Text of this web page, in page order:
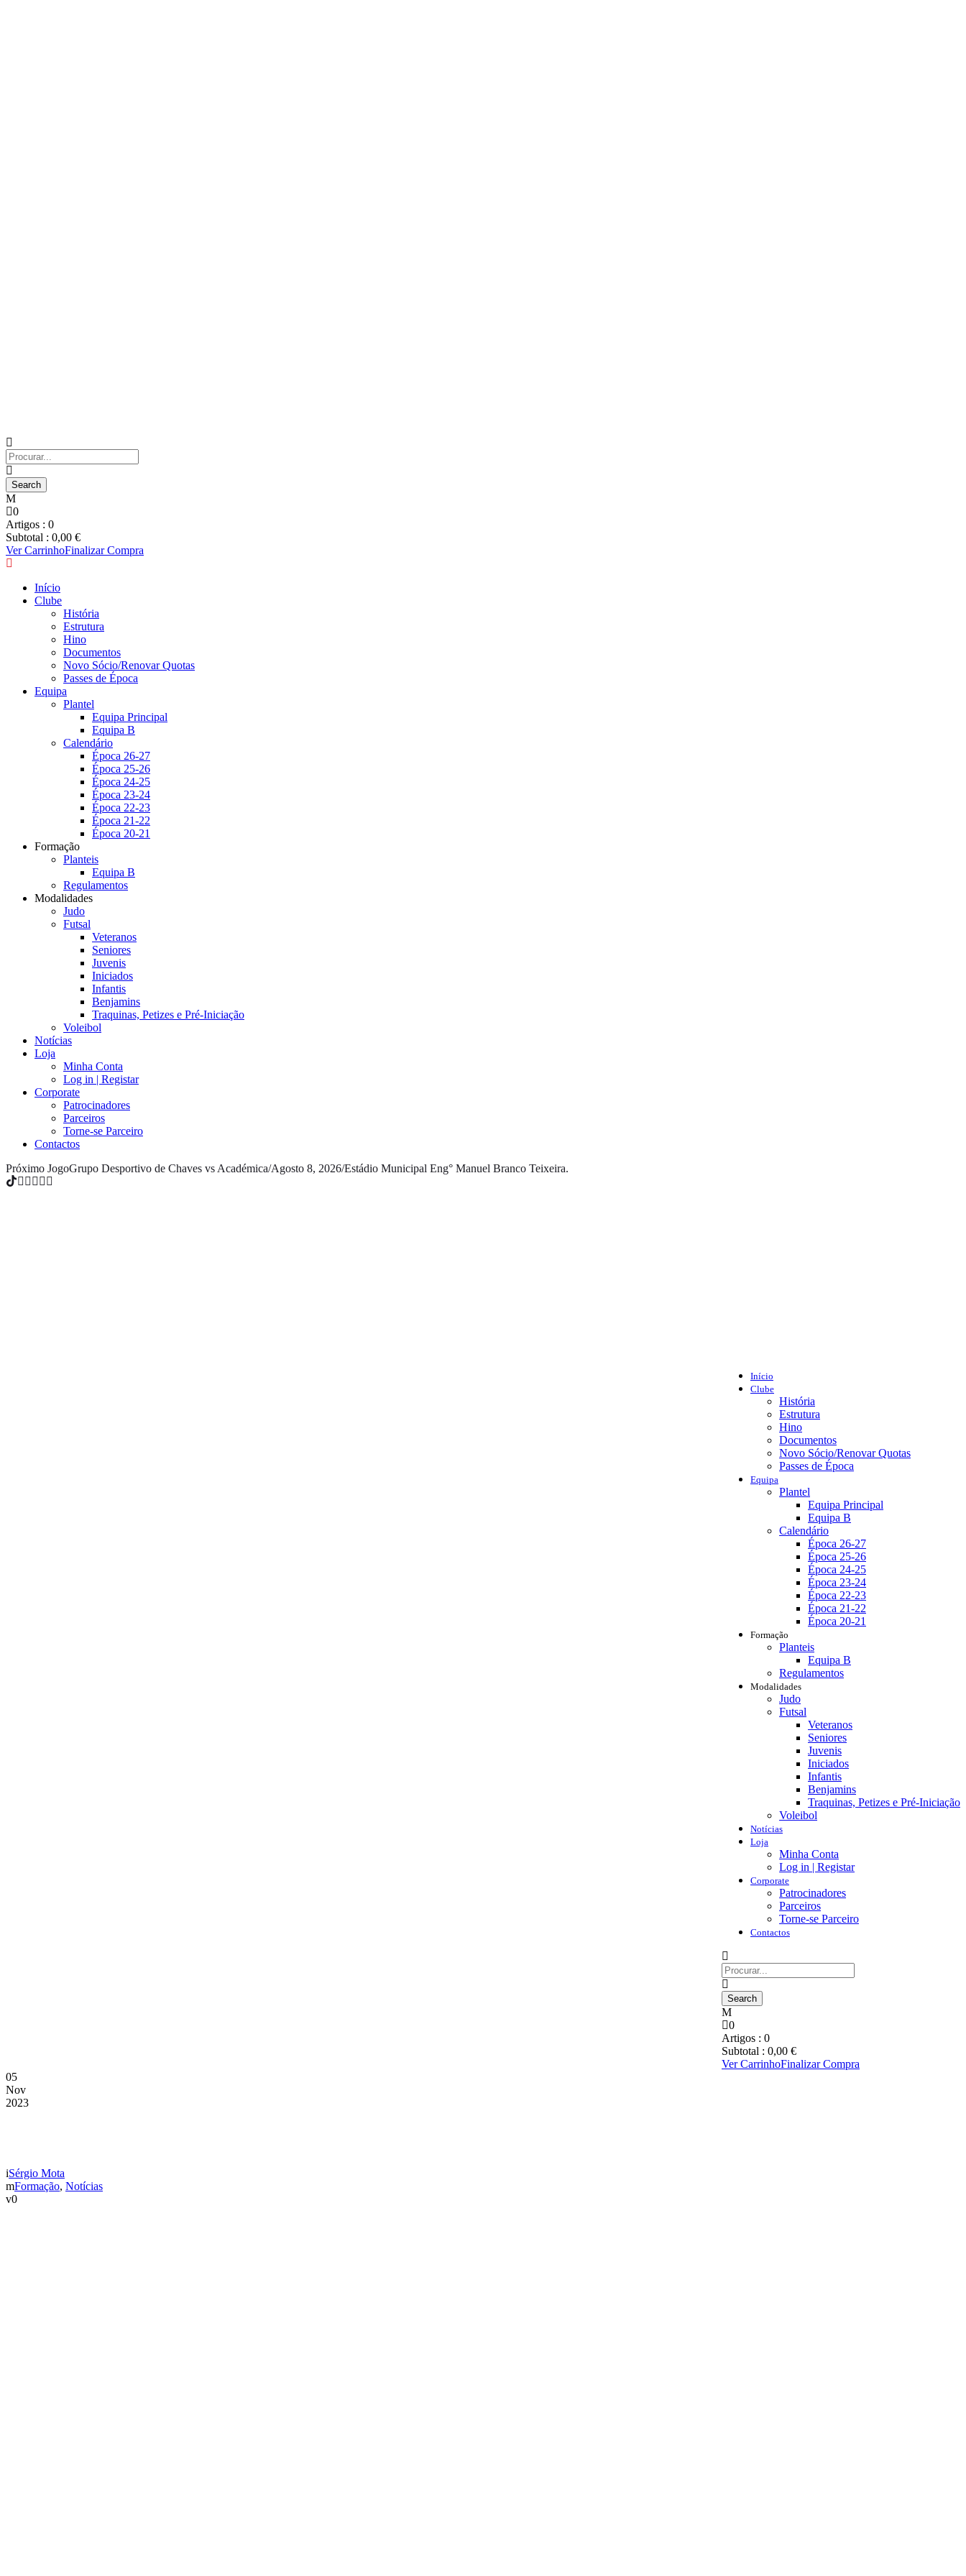
0
Artigos : 0
Subtotal : 0,00 €
Ver CarrinhoFinalizar Compra
Início
Clube
História
Estrutura
Hino
Documentos
Novo Sócio/Renovar Quotas
Passes de Época
Equipa
Plantel
Equipa Principal
Equipa B
Calendário
Época 26-27
Época 25-26
Época 24-25
Época 23-24
Época 22-23
Época 21-22
Época 20-21
Formação
Planteis
Equipa B
Regulamentos
Modalidades
Judo
Futsal
Veteranos
Seniores
Juvenis
Iniciados
Infantis
Benjamins
Traquinas, Petizes e Pré-Iniciação
Voleibol
Notícias
Loja
Minha Conta
Log in | Registar
Corporate
Patrocinadores
Parceiros
Torne-se Parceiro
Contactos
Próximo JogoGrupo Desportivo de Chaves vs Académica/Agosto 8, 2026/Estádio Municipal Eng° Manuel Branco Teixeira.
Início
Clube
História
Estrutura
Hino
Documentos
Novo Sócio/Renovar Quotas
Passes de Época
Equipa
Plantel
Equipa Principal
Equipa B
Calendário
Época 26-27
Época 25-26
Época 24-25
Época 23-24
Época 22-23
Época 21-22
Época 20-21
Formação
Planteis
Equipa B
Regulamentos
Modalidades
Judo
Futsal
Veteranos
Seniores
Juvenis
Iniciados
Infantis
Benjamins
Traquinas, Petizes e Pré-Iniciação
Voleibol
Notícias
Loja
Minha Conta
Log in | Registar
Corporate
Patrocinadores
Parceiros
Torne-se Parceiro
Contactos
0
Artigos : 0
Subtotal : 0,00 €
Ver CarrinhoFinalizar Compra
05
Nov
2023
Sérgio Mota
Formação, Notícias
0